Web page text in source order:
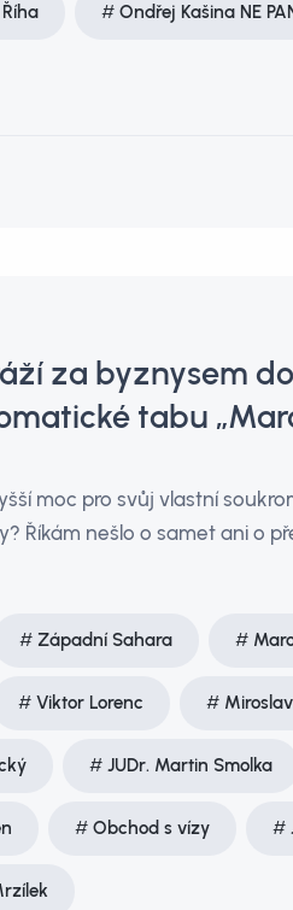
Ondřej Kašina NE
za byznysem do
tabu
moc pro svůj vlastní
Říkám nešlo o samet ani o
Západní Sahara
Viktor Lorenc
JUDr. Martin Smolka
Obchod s vízy